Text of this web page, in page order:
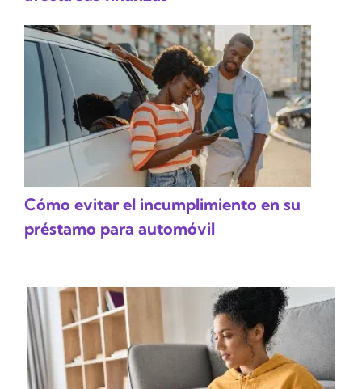
Cómo evitar el incumplimiento en su
préstamo para automóvil